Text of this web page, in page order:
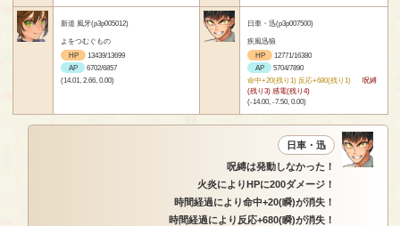
新道 風牙(p3p005012)
よをつむぐもの
HP
13439/13699
AP
6702/6857
(14.01, 2.66, 0.00)
日車・迅(p3p007500)
疾風迅狼
HP
12771/16380
AP
5704/7890
命中+20(残り1) 反応+680(残り1)
呪縛
(残り3) 感電(残り4)
(-14.00, -7.50, 0.00)
日車・迅
呪縛は発動しなかった！
火炎によりHPに200ダメージ！
時間経過により命中+20(瞬)が消失！
時間経過により反応+680(瞬)が消失！